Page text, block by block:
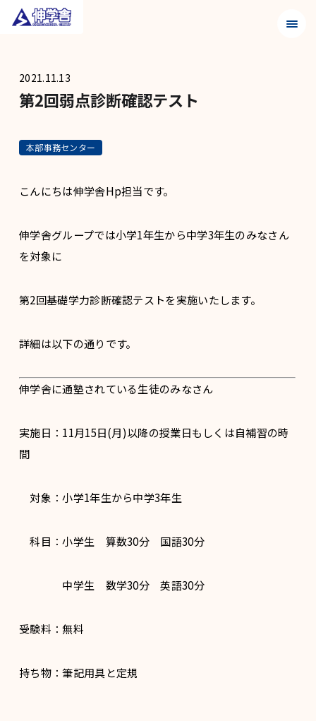
メニ
2021.11.13
第2回弱点診断確認テスト
本部事務センター
こんにちは伸学舎Hp担当です。
伸学舎グループでは小学1年生から中学3年生のみなさん
を対象に
第2回基礎学力診断確認テストを実施いたします。
詳細は以下の通りです。
伸学舎に通塾されている生徒のみなさん
実施日：11月15日(月)以降の授業日もしくは自補習の時
間
対象：小学1年生から中学3年生
科目：小学生 算数30分 国語30分
中学生 数学30分 英語30分
受験料：無料
持ち物：筆記用具と定規